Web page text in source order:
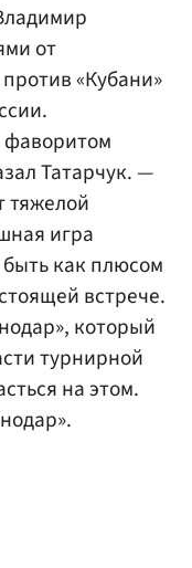
от
«Кубани»
фаворитом
Татарчук. —
тяжелой
игра
как плюсом
встрече.
который
турнирной
на этом.